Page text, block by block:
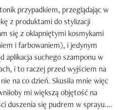
przypadkiem, przeglądając w
z produktami do stylizacji
się z oklapniętymi kosmykami
i farbowaniem), i jedynym
aplikacja suchego szamponu w
i to raczej przed wyjściem na
na co dzień. Skusiła mnie więc
mi większą objętość na
duszenia się pudrem w sprayu.